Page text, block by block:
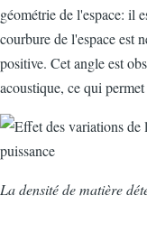
géométrie de l'espace: il
courbure de l'espace est
positive. Cet angle est
acoustique, ce qui
La densité de matière